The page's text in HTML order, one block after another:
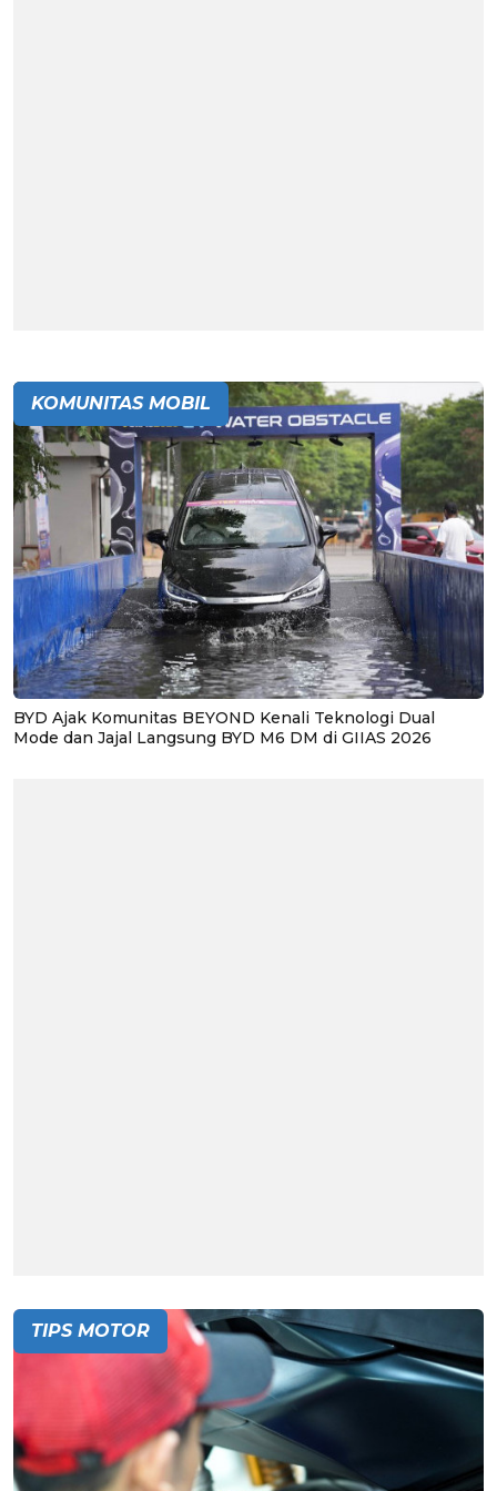
KOMUNITAS MOBIL
BYD Ajak Komunitas BEYOND Kenali Teknologi Dual
Mode dan Jajal Langsung BYD M6 DM di GIIAS 2026
TIPS MOTOR